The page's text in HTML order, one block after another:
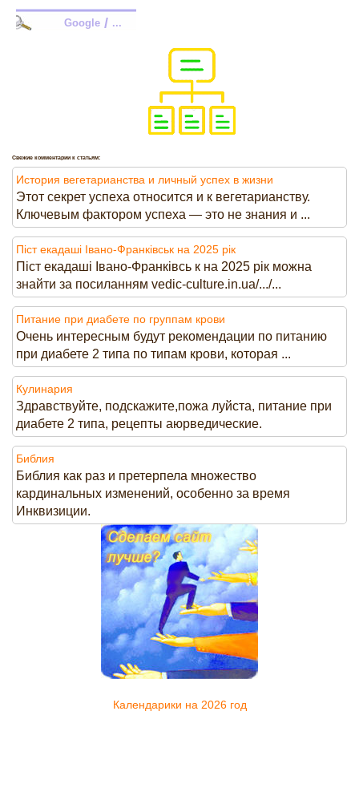
Google / ...
Свежие комментарии к статьям:
История вегетарианства и личный успех в жизни
Этот секрет успеха относится и к вегетарианству.
Ключевым фактором успеха — это не знания и ...
Піст екадаші Івано-Франківськ на 2025 рік
Піст екадаші Івано-Франківсь к на 2025 рік можна
знайти за посиланням vedic-culture.in.ua/.../...
Питание при диабете по группам крови
Очень интересным будут рекомендации по питанию
при диабете 2 типа по типам крови, которая ...
Кулинария
Здравствуйте, подскажите,пожа луйста, питание при
диабете 2 типа, рецепты аюрведические.
Библия
Библия как раз и претерпела множество
кардинальных изменений, особенно за время
Инквизиции.
Календарики на 2026 год